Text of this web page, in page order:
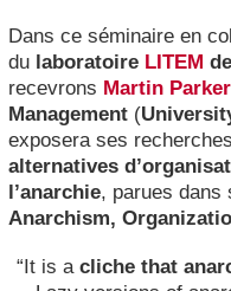
Dans ce séminaire en
dulaboratoire LITEM
recevrons Martin Parker
Management(
exposera ses
alternatives
l’anarchie, parues dans
Anarchism,
“It is acliche that